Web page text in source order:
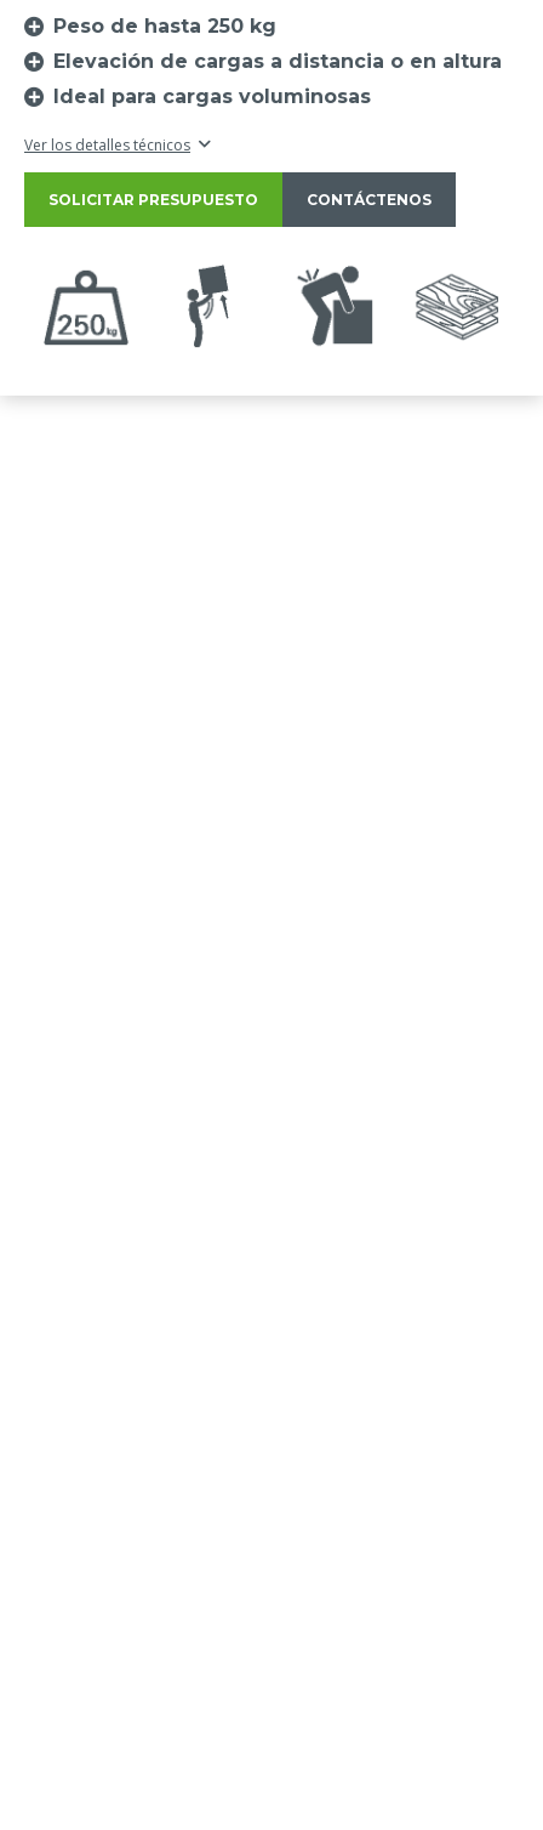
Peso de hasta 250 kg
Elevación de cargas a distancia o en altura
Ideal para cargas voluminosas
Ver los detalles técnicos
SOLICITAR PRESUPUESTO CONTÁCTENOS